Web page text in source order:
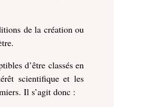
de la création ou
d’être classés en
scientifique et les
Il s’agit donc :